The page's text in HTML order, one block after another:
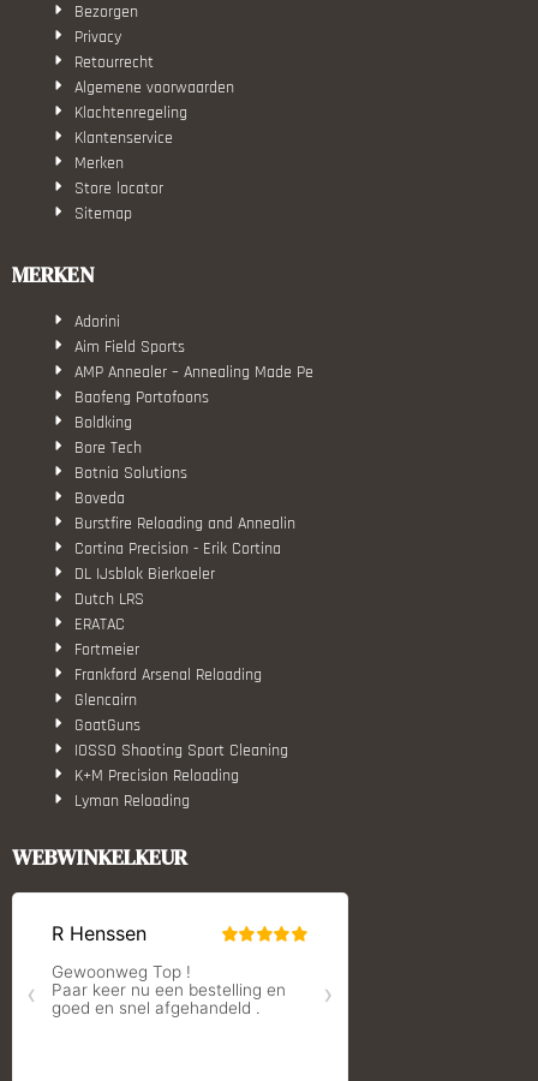
Bezorgen
Privacy
Retourrecht
Algemene voorwaarden
Klachtenregeling
Klantenservice
Merken
Store locator
Sitemap
MERKEN
Adorini
Aim Field Sports
AMP Annealer – Annealing Made Pe
Baofeng Portofoons
Boldking
Bore Tech
Botnia Solutions
Boveda
Burstfire Reloading and Annealin
Cortina Precision - Erik Cortina
DL IJsblok Bierkoeler
Dutch LRS
ERATAC
Fortmeier
Frankford Arsenal Reloading
Glencairn
GoatGuns
IOSSO Shooting Sport Cleaning
K+M Precision Reloading
Lyman Reloading
Monstrum Tactical
S.T. Dupont
Shooters Global
Shooting Technology - Reloading
WEBWINKELKEUR